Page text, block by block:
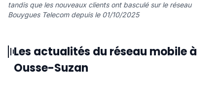
tandis que les nouveaux clients ont basculé sur le réseau
Bouygues Telecom depuis le 01/10/2025
Les actualités du réseau mobile à
Ousse-Suzan